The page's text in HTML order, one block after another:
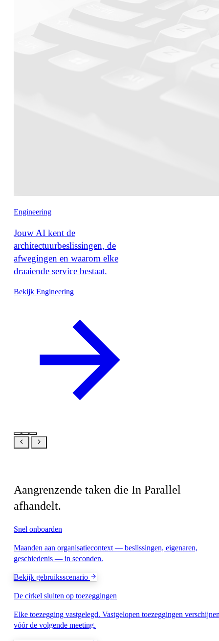
Engineering
Jouw AI kent de
architectuurbeslissingen, de
afwegingen en waarom elke
draaiende service bestaat.
Bekijk Engineering
Aangrenzende taken die In Parallel
afhandelt.
Snel onboarden
Maanden aan organisatiecontext — beslissingen, eigenaren,
geschiedenis — in seconden.
Bekijk gebruiksscenario
De cirkel sluiten op toezeggingen
Elke toezegging vastgelegd. Vastgelopen toezeggingen
vóór de volgende meeting.